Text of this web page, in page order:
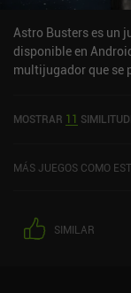
Astro Busters es un
disponible en
multijugador que se
MOSTRAR 11
MÁS JUEGOS COMO
SIMILAR